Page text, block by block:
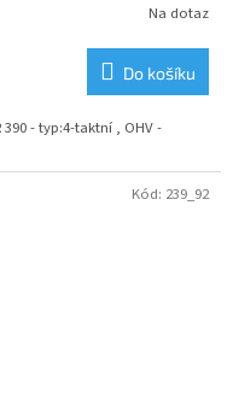
Na dotaz
Do košíku
- typ:4-taktní , OHV -
Kód: 239_92